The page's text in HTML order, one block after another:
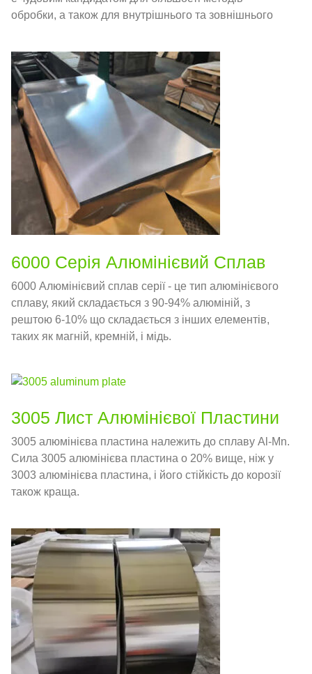
обробки, а також для внутрішнього та зовнішнього
6000 Серія Алюмінієвий Сплав
6000 Алюмінієвий сплав серії - це тип алюмінієвого
сплаву, який складається з 90-94% алюміній, з
рештою 6-10% що складається з інших елементів,
таких як магній, кремній, і мідь.
3005 Лист Алюмінієвої Пластини
3005 алюмінієва пластина належить до сплаву Al-Mn.
Сила 3005 алюмінієва пластина о 20% вище, ніж у
3003 алюмінієва пластина, і його стійкість до корозії
також краща.